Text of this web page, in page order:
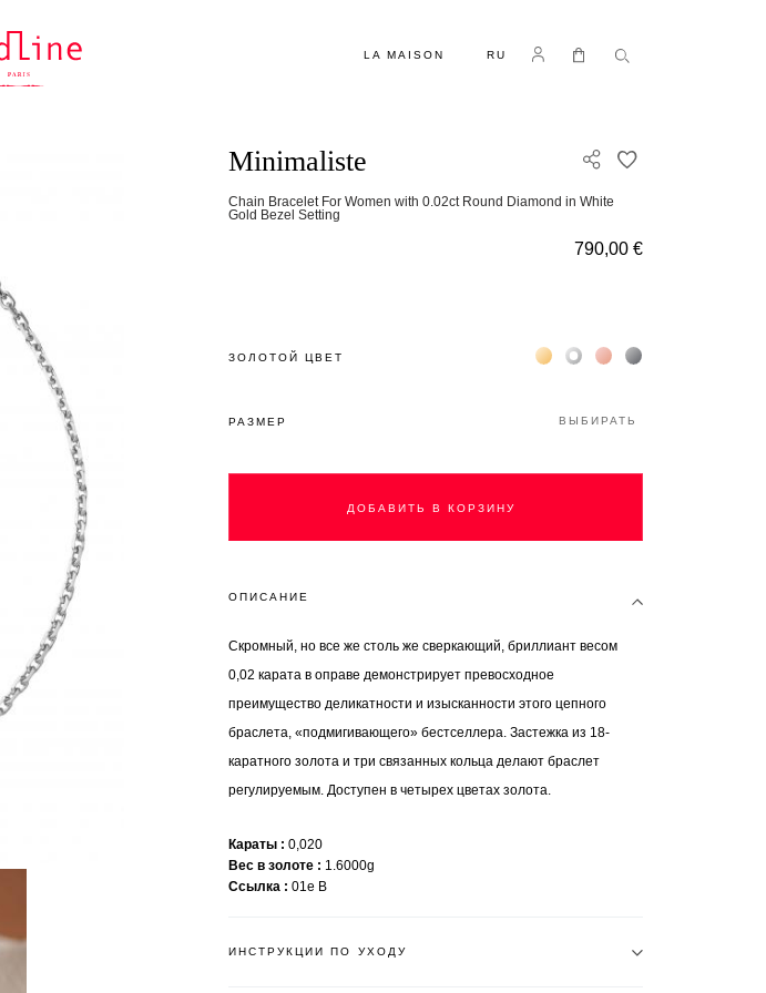
LA MAISON RU Log in Моя корзина
Minimaliste
Chain Bracelet For Women with 0.02ct Round Diamond in White
Gold Bezel Setting
790,00 €
ЗОЛОТОЙ ЦВЕТ Жёлтое золото 18К
Белое золото 18К
Розовое золото 18К
Чёрное золото 18К
РАЗМЕР ВЫБИРАТЬ
ДОБАВИТЬ В КОРЗИНУ
ОПИСАНИЕ
Скромный, но все же столь же сверкающий, бриллиант весом
0,02 карата в оправе демонстрирует превосходное
преимущество деликатности и изысканности этого цепного
браслета, «подмигивающего» бестселлера. Застежка из 18-
каратного золота и три связанных кольца делают браслет
регулируемым. Доступен в четырех цветах золота.
Караты
0,020
Вес в золоте
1.6000g
Ссылка
01e B
ИНСТРУКЦИИ ПО УХОДУ